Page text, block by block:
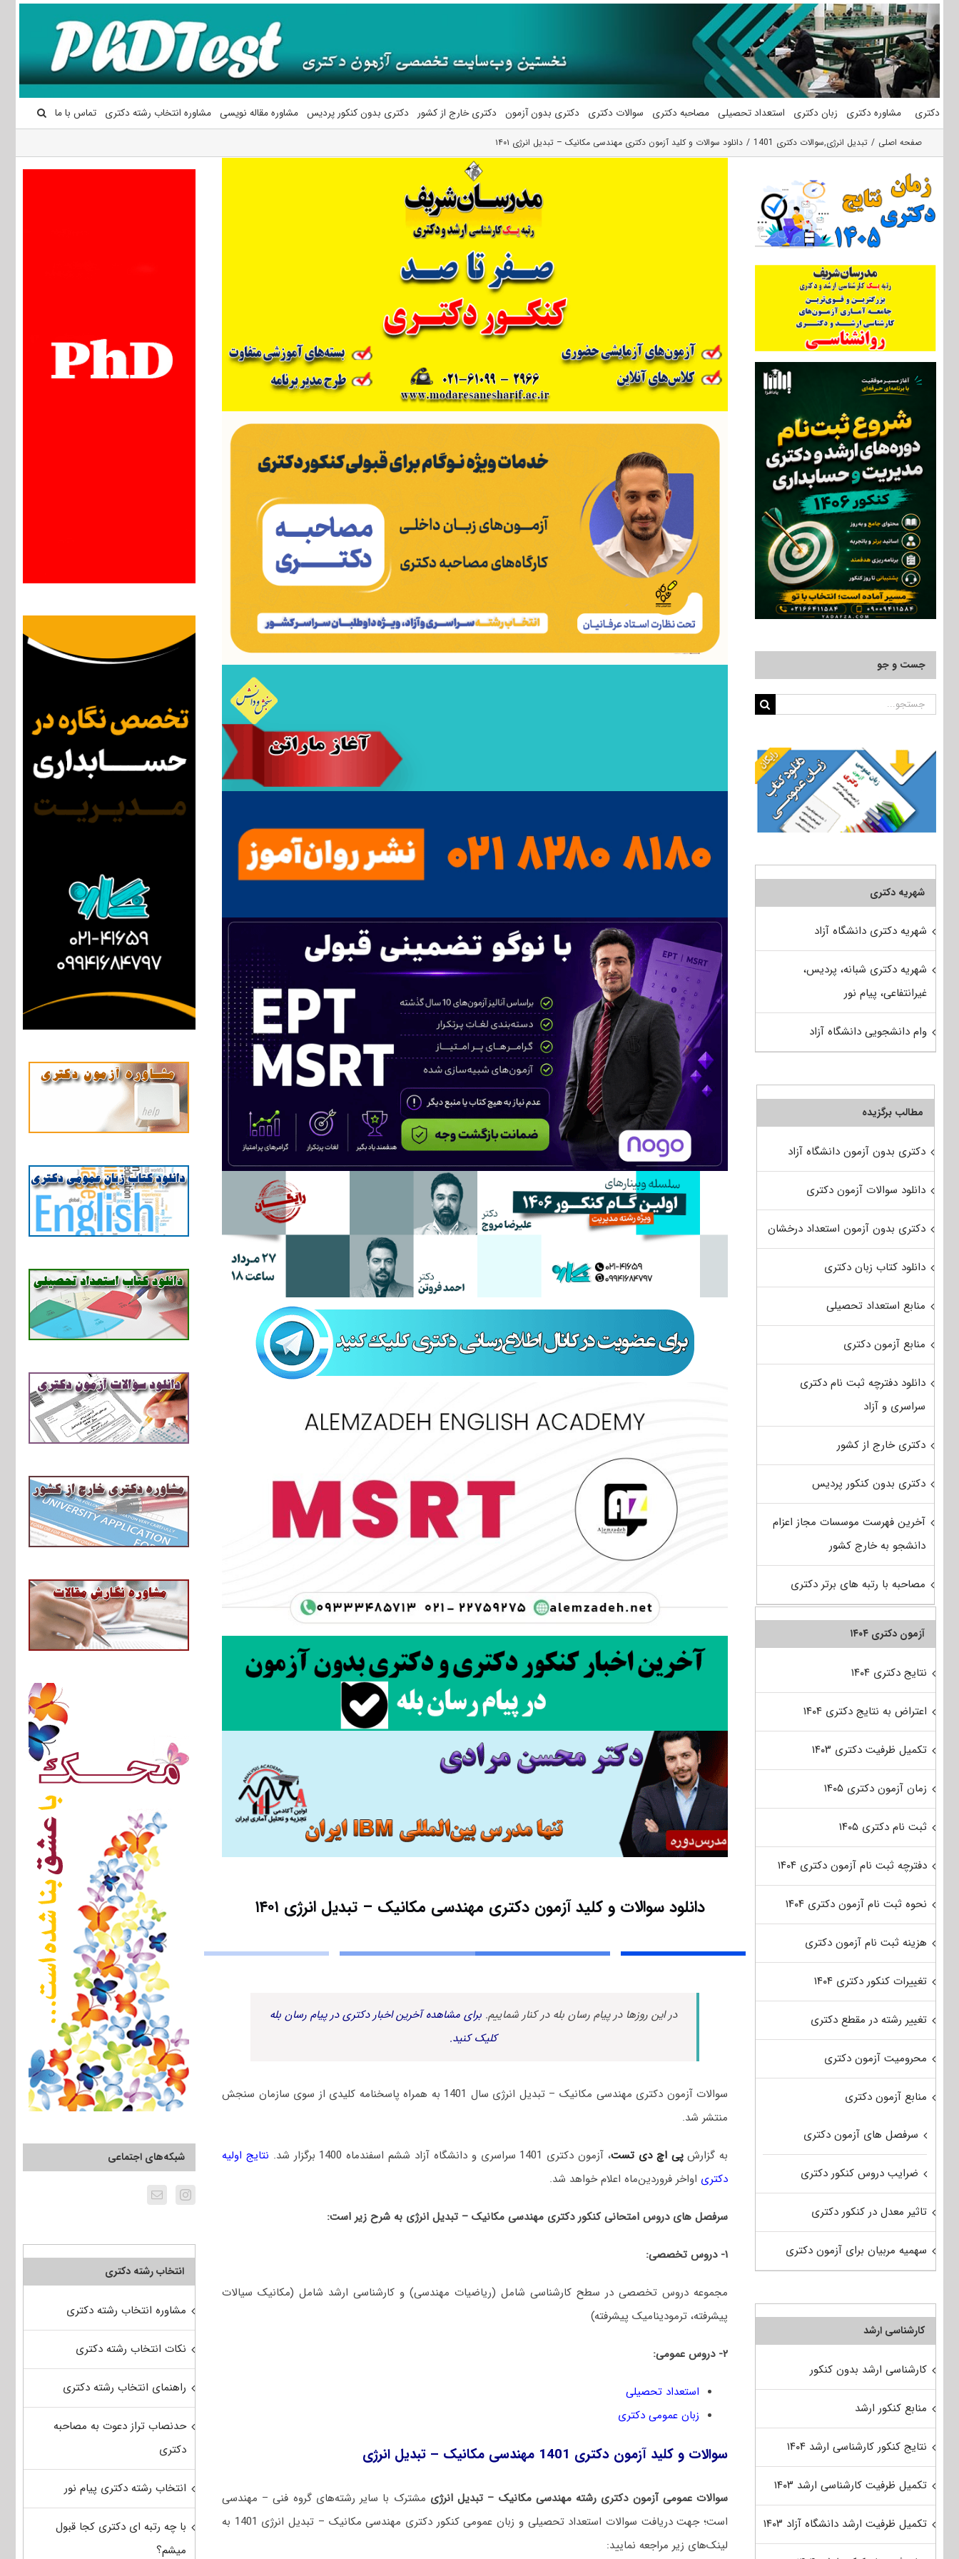
محتوا
دکتری مشاوره دکتری زبان دکتری استعداد تحصیلی مصاحبه دکتری سوالات دکتری دکتری بدون آزمون دکتری خارج از کشور دکتری بدون کنکور پردیس مشاوره مقاله نویسی مشاوره انتخاب رشته دکتری تماس با ما
صفحه اصلی تبدیل انرژی,سوالات دکتری 1401 دانلود سوالات و کلید آزمون دکتری مهندسی مکانیک – تبدیل انرژی ۱۴۰۱
دانلود سوالات و کلید آزمون دکتری مهندسی مکانیک – تبدیل انرژی ۱۴۰۱
در این روزها در پیام رسان بله در کنار شماییم. برای مشاهده آخرین اخبار دکتری در پیام رسان بله
کلیک کنید.
سوالات آزمون دکتری مهندسی مکانیک – تبدیل انرژی سال 1401 به همراه پاسخنامه کلیدی از سوی سازمان سنجش
منتشر شد.
به گزارشپی اچ دی تست، آزمون دکتری 1401 سراسری و دانشگاه آزاد ششم اسفندماه 1400 برگزار شد.
نتایج اولیه
دکتری اواخر فروردین‌ماه اعلام خواهد شد.
سرفصل های دروس امتحانی کنکور دکتری مهندسی مکانیک – تبدیل انرژی به شرح زیر است:
۱- دروس تخصصی:
مجموعه دروس تخصصی در سطح کارشناسی شامل (ریاضیات مهندسی) و کارشناسی ارشد شامل (مکانیک سیالات
پیشرفته، ترمودینامیک پیشرفته)
۲- دروس عمومی:
استعداد تحصیلی
زبان عمومی دکتری
سوالات و کلید آزمون دکتری 1401 مهندسی مکانیک – تبدیل انرژی
سوالات عمومی آزمون دکتری رشته مهندسی مکانیک – تبدیل انرژی مشترک با سایر رشته‌های گروه فنی – مهندسی
است؛ جهت دریافت سوالات استعداد تحصیلی و زبان عمومی کنکور دکتری مهندسی مکانیک – تبدیل انرژی 1401 به
لینک‌های زیر مراجعه نمایید:
شبکه‌های اجتماعی
انتخاب رشته دکتری
مشاوره انتخاب رشته دکتری
نکات انتخاب رشته دکتری
راهنمای انتخاب رشته دکتری
حدنصاب تراز دعوت به مصاحبه
دکتری
انتخاب رشته دکتری پیام نور
با چه رتبه ای دکتری کجا قبول
میشم؟
جست و جو
جستجو
شهریه دکتری
شهریه دکتری دانشگاه آزاد
شهریه دکتری شبانه، پردیس،
غیرانتفاعی، پیام نور
وام دانشجویی دانشگاه آزاد
مطالب برگزیده
دکتری بدون آزمون دانشگاه آزاد
دانلود سوالات آزمون دکتری
دکتری بدون آزمون استعداد درخشان
دانلود کتاب زبان دکتری
منابع استعداد تحصیلی
منابع آزمون دکتری
دانلود دفترچه ثبت نام دکتری
سراسری و آزاد
دکتری خارج از کشور
دکتری بدون کنکور پردیس
آخرین فهرست موسسات مجاز اعزام
دانشجو به خارج کشور
مصاحبه با رتبه های برتر دکتری
آزمون دکتری ۱۴۰۴
نتایج دکتری ۱۴۰۴
اعتراض به نتایج دکتری ۱۴۰۴
تکمیل ظرفیت دکتری ۱۴۰۳
زمان آزمون دکتری ۱۴۰۵
ثبت نام دکتری ۱۴۰۵
دفترچه ثبت نام آزمون دکتری ۱۴۰۴
نحوه ثبت نام آزمون دکتری ۱۴۰۴
هزینه ثبت نام آزمون دکتری
تغییرات کنکور دکتری ۱۴۰۴
تغییر رشته در مقطع دکتری
محرومیت آزمون دکتری
منابع آزمون دکتری
سرفصل های آزمون دکتری
ضرایب دروس کنکور دکتری
تاثیر معدل در کنکور دکتری
سهمیه مربیان برای آزمون دکتری
کارشناسی ارشد
کارشناسی ارشد بدون کنکور
منابع کنکور ارشد
نتایج کنکور کارشناسی ارشد ۱۴۰۴
تکمیل ظرفیت کارشناسی ارشد ۱۴۰۳
تکمیل ظرفیت ارشد دانشگاه آزاد ۱۴۰۳